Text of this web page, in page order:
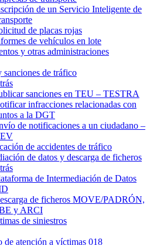
de un Servicio Inteligente de
de placas rojas
de vehículos en lote
y otras administraciones
sanciones de tráfico
sanciones en TEU – TESTRA
infracciones relacionadas con
a la DGT
de notificaciones a un ciudadano –
de accidentes de tráfico
de datos y descarga de ficheros
de Intermediación de Datos
de ficheros MOVE/PADRÓN,
y ARCI
de siniestros
de atención a víctimas 018